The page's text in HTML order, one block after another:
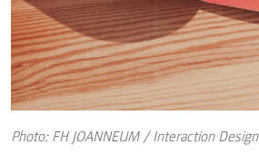
Photo: FH JOANNEUM / Interaction Design